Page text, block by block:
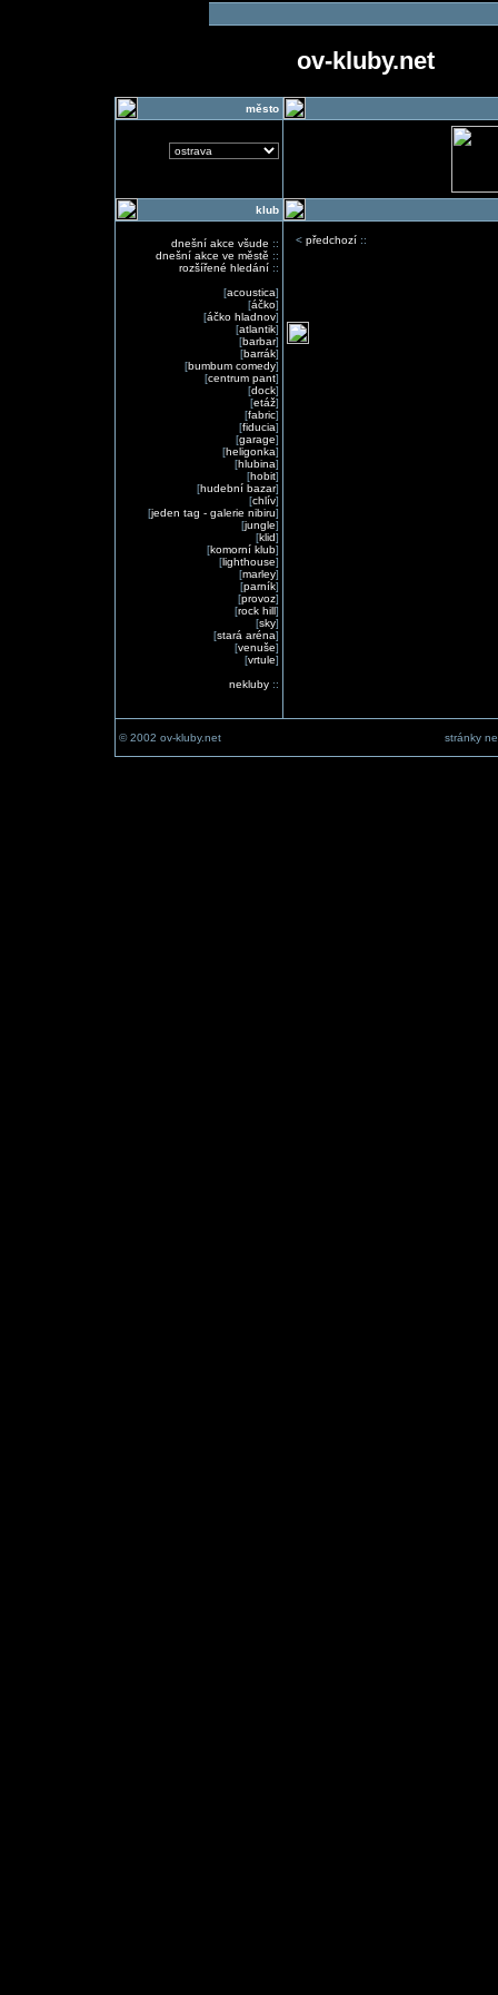
ov-kluby.net
město
klub
dnešní akce všude ::
dnešní akce ve městě ::
rozšířené hledání::
[acoustica]
[áčko]
[áčko hladnov]
[atlantik]
[barbar]
[barrák]
[bumbum comedy]
[centrum pant]
[dock]
[etáž]
[fabric]
[fiducia]
[garage]
[heligonka]
[hlubina]
[hobit]
[hudební bazar]
[chlív]
[jeden tag - galerie nibiru]
[jungle]
[klid]
[komorní klub]
[lighthouse]
[marley]
[parník]
[provoz]
[rock hill]
[sky]
[stará aréna]
[venuše]
[vrtule]
nekluby::
< předchozí::
© 2002 ov-kluby.net stránky